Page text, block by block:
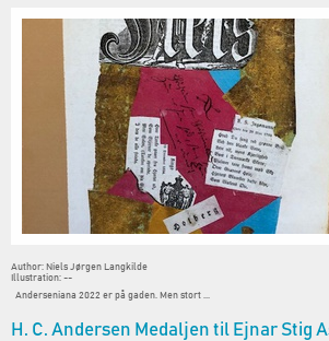
Author: Niels Jørgen Langkilde
Illustration: --
Anderseniana 2022 er på gaden. Men stort ...
H. C. Andersen Medaljen til Ejnar Stig